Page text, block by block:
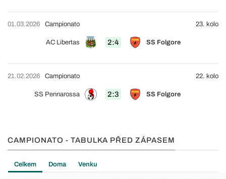
01.03.2026
AC Libertas 2:4 SS Folgore
Campionato 23. kolo
21.02.2026
SS Pennarossa 2:3 SS Folgore
Campionato 22. kolo
CAMPIONATO - TABULKA PŘED ZÁPASEM
Celkem Doma Venku